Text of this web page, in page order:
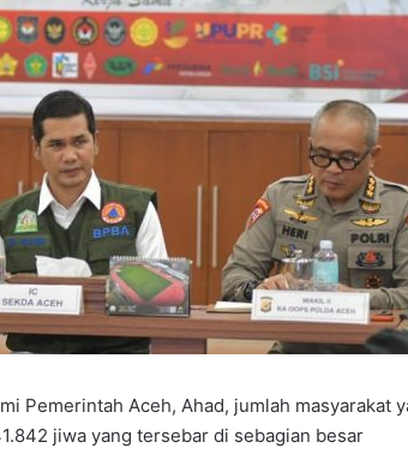
Pemerintah Aceh, Ahad, jumlah masyarakat
jiwa yang tersebar di sebagian besar